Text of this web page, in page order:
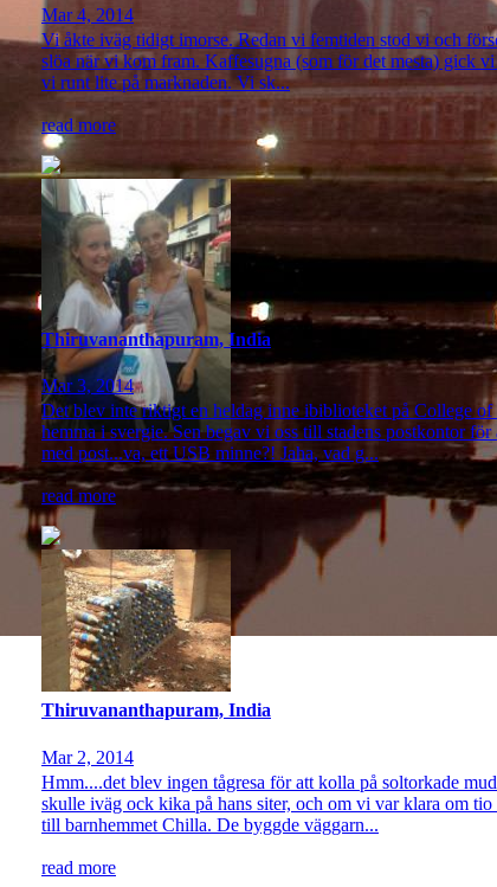
Mar 4, 2014
Vi åkte iväg tidigt imorse. Redan vi femtiden stod vi och
slöa när vi kom fram. Kaffesugna (som för det mesta) gick
vi runt lite på marknaden. Vi sk...
read more
Thiruvananthapuram, India
Mar 3, 2014
Det blev inte riktigt en heldag inne ibiblioteket på College
hemma i svergie. Sen begav vi oss till stadens postkontor
med post...va, ett USB minne?! Jaha, vad g...
read more
Thiruvananthapuram, India
Mar 2, 2014
Hmm....det blev ingen tågresa för att kolla på soltorkade
skulle iväg ock kika på hans siter, och om vi var klara om
till barnhemmet Chilla. De byggde väggarn...
read more